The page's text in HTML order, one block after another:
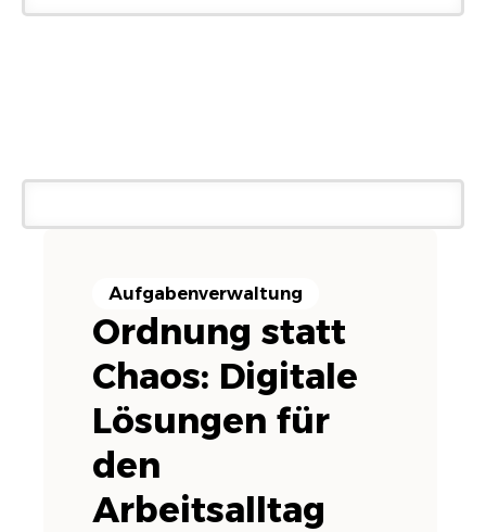
Aufgabenverwaltung
Ordnung statt
Chaos: Digitale
Lösungen für
den
Arbeitsalltag